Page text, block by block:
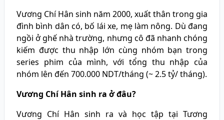
Vương Chí Hân sinh năm 2000, xuất thân trong gia
đình bình dân có, bố lái xe, mẹ làm nông. Dù đang
ngồi ở ghế nhà trường, nhưng cô đã nhanh chóng
kiếm được thu nhập lớn cùng nhóm bạn trong
series phim của mình, với tổng thu nhập của
nhóm lên đến 700.000 NDT/tháng (~ 2.5 tỷ/ tháng).
Vương Chí Hân sinh ra ở đâu?
Vương Chí Hân sinh ra và học tập tại Tương